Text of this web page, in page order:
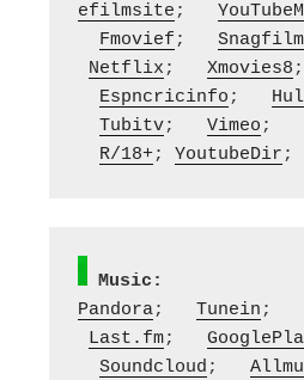
efilmsite;
Fmovief;
Netflix; Xmovies8
Espncricinfo;
Tubitv; Vimeo;
R/18+; YoutubeDir
Music:
Pandora; Tunein;
Last.fm;
Soundcloud;